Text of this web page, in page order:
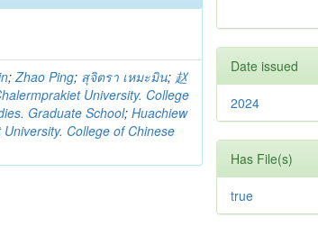
;Zhao Ping; สุจิตรา เหมะมิน; 赵
University. College
Graduate School;Huachiew
College of Chinese
Date issued
2024
Has File(s)
true